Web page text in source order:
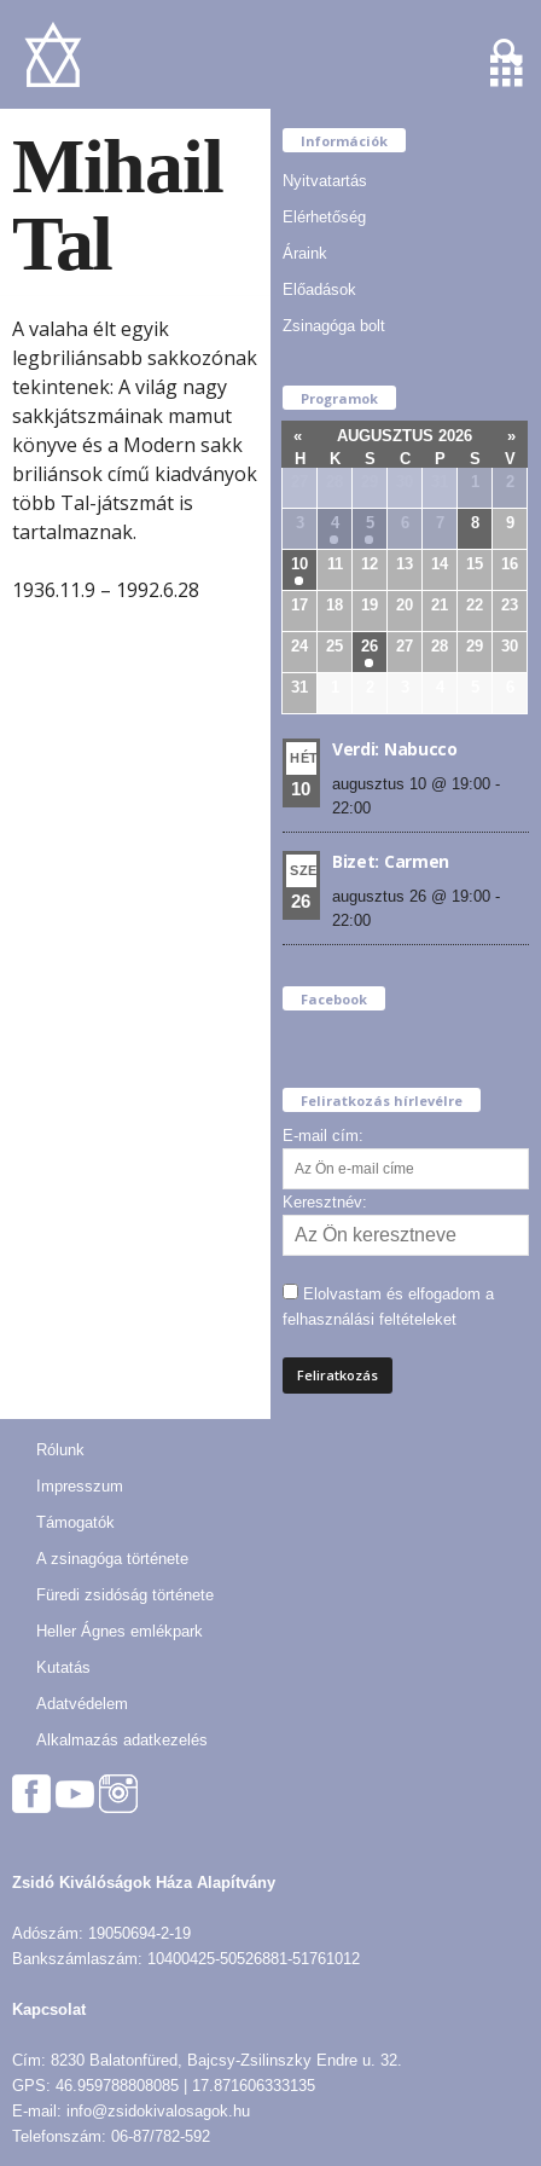
Mihail
Tal
A valaha élt egyik
legbriliánsabb sakkozónak
tekintenek: A világ nagy
sakkjátszmáinak mamut
könyve és a Modern sakk
briliánsok című kiadványok
több Tal-játszmát is
tartalmaznak.
1936.11.9 – 1992.6.28
Információk
Nyitvatartás
Elérhetőség
Áraink
Előadások
Zsinagóga bolt
Programok
« AUGUSZTUS 2026
»
H
K S C P S
V
2
3 4 5 6 7 8 9
10 11 12 13 14 15 16
17 18 19 20 21 22 23
24 25 26 27 28 29 30
31
HÉT
10
Verdi: Nabucco
augusztus 10 @ 19:00-
22:00
SZE
26
Bizet: Carmen
augusztus 26 @ 19:00-
22:00
Facebook
Feliratkozás hírlevélre
E-mail cím:
Keresztnév:
Elolvastam és elfogadom a
felhasználási feltételeket
Rólunk
Impresszum
Támogatók
A zsinagóga története
Füredi zsidóság története
Heller Ágnes emlékpark
Kutatás
Adatvédelem
Alkalmazás adatkezelés
Zsidó Kiválóságok Háza Alapítvány
Adószám: 19050694-2-19
Bankszámlaszám: 10400425-50526881-51761012
Kapcsolat
Cím: 8230 Balatonfüred, Bajcsy-Zsilinszky Endre u. 32.
GPS: 46.959788808085 | 17.871606333135
E-mail: info@zsidokivalosagok.hu
Telefonszám: 06-87/782-592